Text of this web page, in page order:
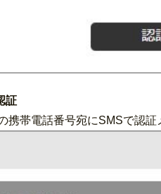
証
携帯電話番号宛にSMSで認